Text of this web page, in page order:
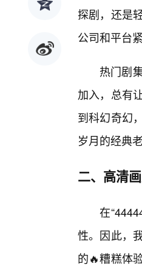
探剧，还是
公司和平台
热门剧
加入，总有
到科幻奇幻
岁月的经典
二、高清
在
性。因此，
的🔥糟糕体